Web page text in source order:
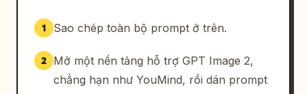
1 Sao chép toàn bộ prompt ở trên.
2
Mở một nền tảng hỗ trợ GPT Image 2,
chẳng hạn như YouMind, rồi dán prompt